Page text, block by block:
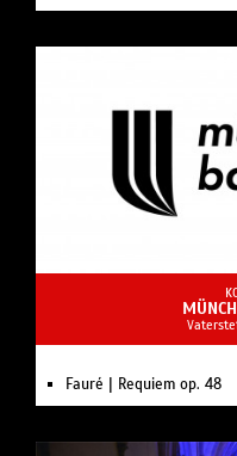
Fauré | Requiem op. 48